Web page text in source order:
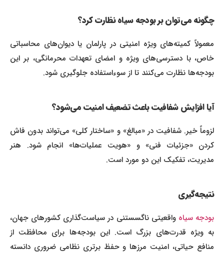
چگونه می‌توان بر بودجه سیاه نظارت کرد؟
معمولاً کمیته‌های ویژه امنیتی در پارلمان یا دیوان‌های محاسباتی
خاص، با دسترسی‌های ویژه و امضای تعهدات محرمانگی، بر این
بودجه‌ها نظارت می‌کنند تا از سوءاستفاده جلوگیری شود.
آیا افزایش شفافیت باعث تضعیف امنیت می‌شود؟
لزوماً خیر. شفافیت در «مبالغ» و «ساختار کلی» می‌تواند بدون فاش
کردن «جزئیات فنی» و «هویت عملیات‌ها» انجام شود. هنر
مدیریت، تفکیک این دو مورد است.
نتیجه‌گیری
بودجه سیاهواقعیتی ناگسستنی در سیاست‌گذاری کشورهای جهان،
به ویژه قدرت‌های بزرگ است. این بودجه‌ها برای محافظت از
منافع حیاتی، امنیت مرزها و حفظ برتری نظامی ضروری دانسته